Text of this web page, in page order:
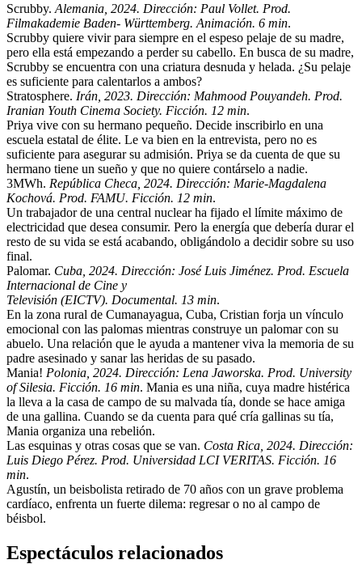
Scrubby. Alemania, 2024. Dirección: Paul Vollet. Prod.
Filmakademie Baden- Württemberg. Animación. 6 min.
Scrubby quiere vivir para siempre en el espeso pelaje de su madre,
pero ella está empezando a perder su cabello. En busca de su madre,
Scrubby se encuentra con una criatura desnuda y helada. ¿Su pelaje
es suficiente para calentarlos a ambos?
Stratosphere. Irán, 2023. Dirección: Mahmood Pouyandeh. Prod.
Iranian Youth Cinema Society. Ficción. 12 min.
Priya vive con su hermano pequeño. Decide inscribirlo en una
escuela estatal de élite. Le va bien en la entrevista, pero no es
suficiente para asegurar su admisión. Priya se da cuenta de que su
hermano tiene un sueño y que no quiere contárselo a nadie.
3MWh. República Checa, 2024. Dirección: Marie-Magdalena
Kochová. Prod. FAMU. Ficción. 12 min.
Un trabajador de una central nuclear ha fijado el límite máximo de
electricidad que desea consumir. Pero la energía que debería durar el
resto de su vida se está acabando, obligándolo a decidir sobre su uso
final.
Palomar. Cuba, 2024. Dirección: José Luis Jiménez. Prod. Escuela
Internacional de Cine y
Televisión (EICTV). Documental. 13 min.
En la zona rural de Cumanayagua, Cuba, Cristian forja un vínculo
emocional con las palomas mientras construye un palomar con su
abuelo. Una relación que le ayuda a mantener viva la memoria de su
padre asesinado y sanar las heridas de su pasado.
Mania! Polonia, 2024. Dirección: Lena Jaworska. Prod. University
of Silesia. Ficción. 16 min. Mania es una niña, cuya madre histérica
la lleva a la casa de campo de su malvada tía, donde se hace amiga
de una gallina. Cuando se da cuenta para qué cría gallinas su tía,
Mania organiza una rebelión.
Las esquinas y otras cosas que se van. Costa Rica, 2024. Dirección:
Luis Diego Pérez. Prod. Universidad LCI VERITAS. Ficción. 16
min.
Agustín, un beisbolista retirado de 70 años con un grave problema
cardíaco, enfrenta un fuerte dilema: regresar o no al campo de
béisbol.
Espectáculos relacionados